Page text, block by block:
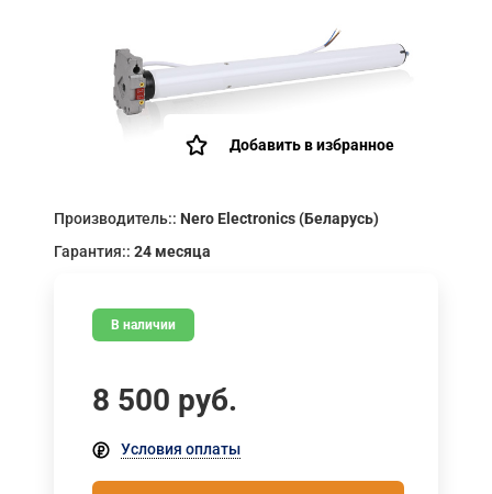
Добавить в избранное
Производитель:: Nero Electronics (Беларусь)
Гарантия:: 24 месяца
В наличии
8 500 руб.
Условия оплаты